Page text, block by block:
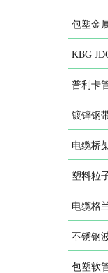
包塑金
KBG
普利卡
镀锌钢
电缆桥
塑料粒
电缆格
不锈钢
包塑软